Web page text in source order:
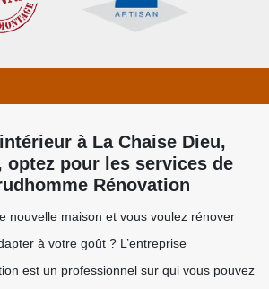
à La Chaise Dieu,
optez pour les services de
Rénovation
nouvelle maison et vous voulez rénover
à votre goût ? L’entreprise
est un professionnel sur qui vous pouvez